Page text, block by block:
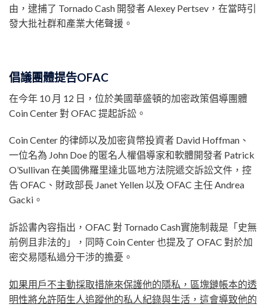
由，逮捕了 Tornado Cash 開發者 Alexey Pertsev，在當時引
發大批社群和產業大佬聲援。
倡議團體提告OFAC
在今年 10 月 12 日，位於美國華盛頓的加密政策倡導團體
Coin Center 對 OFAC 提起訴訟。
Coin Center 的律師以及加密貨幣投資者 David Hoffman、
一位名為 John Doe 的匿名人權倡導家和軟體開發者 Patrick
O’Sullivan 在美國佛羅里達北區地方法院遞交訴訟文件，控
告 OFAC、財政部長 Janet Yellen 以及 OFAC 主任 Andrea
Gacki。
訴訟書內容指出，OFAC 對 Tornado Cash實施制裁是「史無
前例且非法的」，同時 Coin Center 也提及了 OFAC 對於加
密交易隱私過分干涉的擔憂。
如果用戶不主動採取措施來保護他的隱私，區塊鏈帳本的透
明性將允許陌生人追蹤他的私人紀錄與生活，這會導致他的